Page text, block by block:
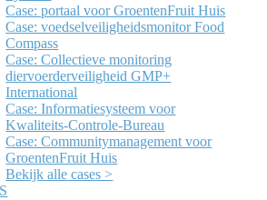
Case: portaal voor GroentenFruit Huis
Case: voedselveiligheidsmonitor Food
Compass
Case: Collectieve monitoring
diervoerderveiligheid GMP+
International
Case: Informatiesysteem voor
Kwaliteits-Controle-Bureau
Case: Communitymanagement voor
GroentenFruit Huis
Bekijk alle cases >